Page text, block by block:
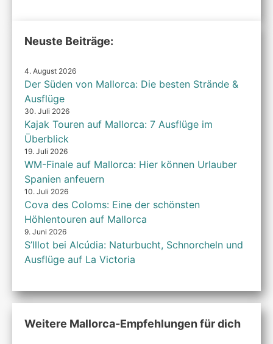
Neuste Beiträge:
4. August 2026
Der Süden von Mallorca: Die besten Strände &
Ausflüge
30. Juli 2026
Kajak Touren auf Mallorca: 7 Ausflüge im
Überblick
19. Juli 2026
WM-Finale auf Mallorca: Hier können Urlauber
Spanien anfeuern
10. Juli 2026
Cova des Coloms: Eine der schönsten
Höhlentouren auf Mallorca
9. Juni 2026
S’Illot bei Alcúdia: Naturbucht, Schnorcheln und
Ausflüge auf La Victoria
Weitere Mallorca-Empfehlungen für dich